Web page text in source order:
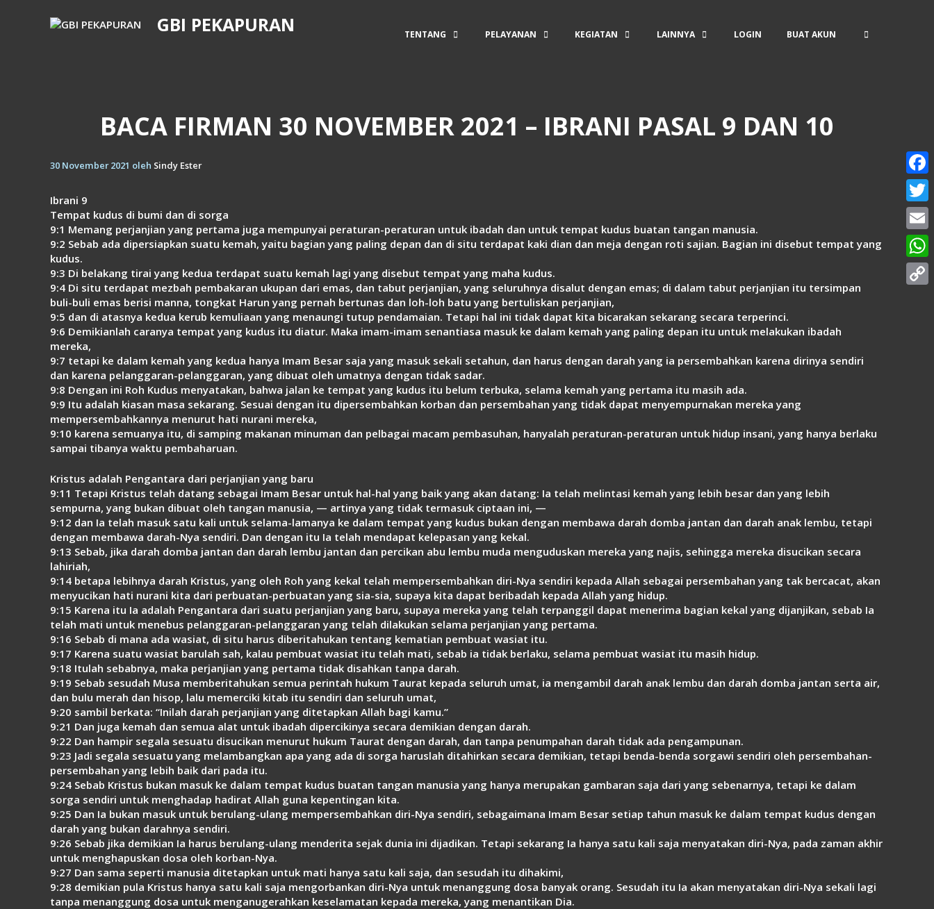
GBI PEKAPURAN TENTANG PELAYANAN KEGIATAN LAINNYA LOGIN BUAT AKUN
BACA FIRMAN 30 NOVEMBER 2021 – IBRANI PASAL 9 DAN 10
30 November 2021 oleh Sindy Ester
Ibrani 9
Tempat kudus di bumi dan di sorga
9:1 Memang perjanjian yang pertama juga mempunyai peraturan-peraturan untuk ibadah dan untuk tempat kudus buatan tangan manusia.
9:2 Sebab ada dipersiapkan suatu kemah, yaitu bagian yang paling depan dan di situ terdapat kaki dian dan meja dengan roti sajian. Bagian ini disebut tempat yang
kudus.
9:3 Di belakang tirai yang kedua terdapat suatu kemah lagi yang disebut tempat yang maha kudus.
9:4 Di situ terdapat mezbah pembakaran ukupan dari emas, dan tabut perjanjian, yang seluruhnya disalut dengan emas; di dalam tabut perjanjian itu tersimpan
buli-buli emas berisi manna, tongkat Harun yang pernah bertunas dan loh-loh batu yang bertuliskan perjanjian,
9:5 dan di atasnya kedua kerub kemuliaan yang menaungi tutup pendamaian. Tetapi hal ini tidak dapat kita bicarakan sekarang secara terperinci.
9:6 Demikianlah caranya tempat yang kudus itu diatur. Maka imam-imam senantiasa masuk ke dalam kemah yang paling depan itu untuk melakukan ibadah
mereka,
9:7 tetapi ke dalam kemah yang kedua hanya Imam Besar saja yang masuk sekali setahun, dan harus dengan darah yang ia persembahkan karena dirinya sendiri
dan karena pelanggaran-pelanggaran, yang dibuat oleh umatnya dengan tidak sadar.
9:8 Dengan ini Roh Kudus menyatakan, bahwa jalan ke tempat yang kudus itu belum terbuka, selama kemah yang pertama itu masih ada.
9:9 Itu adalah kiasan masa sekarang. Sesuai dengan itu dipersembahkan korban dan persembahan yang tidak dapat menyempurnakan mereka yang
mempersembahkannya menurut hati nurani mereka,
9:10 karena semuanya itu, di samping makanan minuman dan pelbagai macam pembasuhan, hanyalah peraturan-peraturan untuk hidup insani, yang hanya berlaku
sampai tibanya waktu pembaharuan.
Kristus adalah Pengantara dari perjanjian yang baru
9:11 Tetapi Kristus telah datang sebagai Imam Besar untuk hal-hal yang baik yang akan datang: Ia telah melintasi kemah yang lebih besar dan yang lebih
sempurna, yang bukan dibuat oleh tangan manusia, — artinya yang tidak termasuk ciptaan ini, —
9:12 dan Ia telah masuk satu kali untuk selama-lamanya ke dalam tempat yang kudus bukan dengan membawa darah domba jantan dan darah anak lembu, tetapi
dengan membawa darah-Nya sendiri. Dan dengan itu Ia telah mendapat kelepasan yang kekal.
9:13 Sebab, jika darah domba jantan dan darah lembu jantan dan percikan abu lembu muda menguduskan mereka yang najis, sehingga mereka disucikan secara
lahiriah,
9:14 betapa lebihnya darah Kristus, yang oleh Roh yang kekal telah mempersembahkan diri-Nya sendiri kepada Allah sebagai persembahan yang tak bercacat, akan
menyucikan hati nurani kita dari perbuatan-perbuatan yang sia-sia, supaya kita dapat beribadah kepada Allah yang hidup.
9:15 Karena itu Ia adalah Pengantara dari suatu perjanjian yang baru, supaya mereka yang telah terpanggil dapat menerima bagian kekal yang dijanjikan, sebab Ia
telah mati untuk menebus pelanggaran-pelanggaran yang telah dilakukan selama perjanjian yang pertama.
9:16 Sebab di mana ada wasiat, di situ harus diberitahukan tentang kematian pembuat wasiat itu.
9:17 Karena suatu wasiat barulah sah, kalau pembuat wasiat itu telah mati, sebab ia tidak berlaku, selama pembuat wasiat itu masih hidup.
9:18 Itulah sebabnya, maka perjanjian yang pertama tidak disahkan tanpa darah.
9:19 Sebab sesudah Musa memberitahukan semua perintah hukum Taurat kepada seluruh umat, ia mengambil darah anak lembu dan darah domba jantan serta air,
dan bulu merah dan hisop, lalu memerciki kitab itu sendiri dan seluruh umat,
9:20 sambil berkata: “Inilah darah perjanjian yang ditetapkan Allah bagi kamu.”
9:21 Dan juga kemah dan semua alat untuk ibadah dipercikinya secara demikian dengan darah.
9:22 Dan hampir segala sesuatu disucikan menurut hukum Taurat dengan darah, dan tanpa penumpahan darah tidak ada pengampunan.
9:23 Jadi segala sesuatu yang melambangkan apa yang ada di sorga haruslah ditahirkan secara demikian, tetapi benda-benda sorgawi sendiri oleh persembahan-
persembahan yang lebih baik dari pada itu.
9:24 Sebab Kristus bukan masuk ke dalam tempat kudus buatan tangan manusia yang hanya merupakan gambaran saja dari yang sebenarnya, tetapi ke dalam
sorga sendiri untuk menghadap hadirat Allah guna kepentingan kita.
9:25 Dan Ia bukan masuk untuk berulang-ulang mempersembahkan diri-Nya sendiri, sebagaimana Imam Besar setiap tahun masuk ke dalam tempat kudus dengan
darah yang bukan darahnya sendiri.
9:26 Sebab jika demikian Ia harus berulang-ulang menderita sejak dunia ini dijadikan. Tetapi sekarang Ia hanya satu kali saja menyatakan diri-Nya, pada zaman akhir
untuk menghapuskan dosa oleh korban-Nya.
9:27 Dan sama seperti manusia ditetapkan untuk mati hanya satu kali saja, dan sesudah itu dihakimi,
9:28 demikian pula Kristus hanya satu kali saja mengorbankan diri-Nya untuk menanggung dosa banyak orang. Sesudah itu Ia akan menyatakan diri-Nya sekali lagi
tanpa menanggung dosa untuk menganugerahkan keselamatan kepada mereka, yang menantikan Dia.
Email